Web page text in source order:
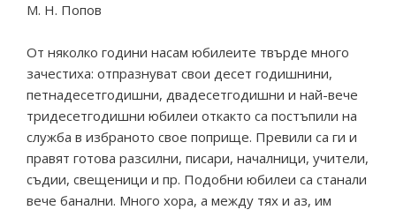
М. Н. Попов
От няколко години насам юбилеите твърде много
зачестиха: отпразнуват свои десет годишнини,
петнадесетгодишни, двадесетгодишни и най-вече
тридесетгодишни юбилеи откакто са постъпили на
служба в избраното свое поприще. Превили са ги и
правят готова разсилни, писари, началници, учители,
съдии, свещеници и пр. Подобни юбилеи са станали
вече банални. Много хора, а между тях и аз, им